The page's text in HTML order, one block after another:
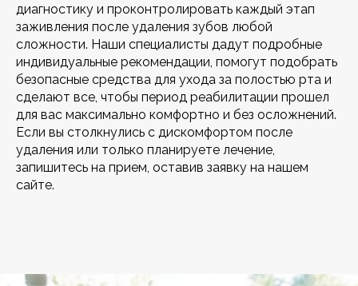
диагностику и проконтролировать каждый этап
заживления после удаления зубов любой
сложности. Наши специалисты дадут подробные
индивидуальные рекомендации, помогут подобрать
безопасные средства для ухода за полостью рта и
сделают все, чтобы период реабилитации прошел
для вас максимально комфортно и без осложнений.
Если вы столкнулись с дискомфортом после
удаления или только планируете лечение,
запишитесь на прием, оставив заявку на нашем
сайте.